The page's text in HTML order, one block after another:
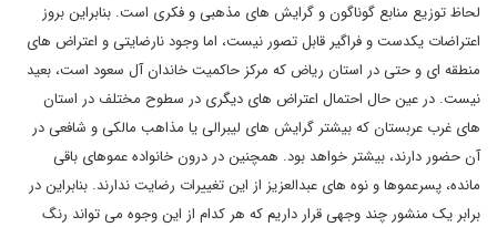
لحاظ توزیع منابع گوناگون و گرایش های مذهبی و فکری است. بنابراین بروز
اعتراضات یکدست و فراگیر قابل تصور نیست، اما وجود نارضایتی و اعتراض های
منطقه ای و حتی در استان ریاض که مرکز حاکمیت خاندان آل سعود است، بعید
نیست. در عین حال احتمال اعتراض های دیگری در سطوح مختلف در استان
های غرب عربستان که بیشتر گرایش های لیبرالی یا مذاهب مالکی و شافعی در
آن حضور دارند، بیشتر خواهد بود. همچنین در درون خانواده عموهای باقی
مانده، پسرعموها و نوه های عبدالعزیز از این تغییرات رضایت ندارند. بنابراین در
برابر یک منشور چند وجهی قرار داریم که هر کدام از این وجوه می تواند رنگ